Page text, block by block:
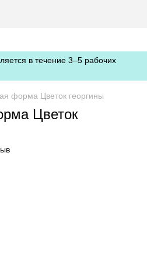
apple-developer-merchantid-
в течение 3–5 рабочих
форма Цветок георгины
Цветок